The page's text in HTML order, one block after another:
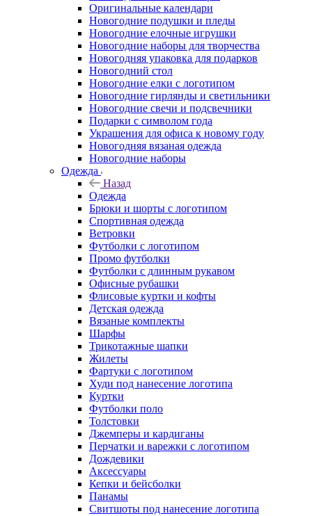
Оригинальные календари
Новогодние подушки и пледы
Новогодние елочные игрушки
Новогодние наборы для творчества
Новогодняя упаковка для подарков
Новогодний стол
Новогодние елки с логотипом
Новогодние гирлянды и светильники
Новогодние свечи и подсвечники
Подарки с символом года
Украшения для офиса к новому году
Новогодняя вязаная одежда
Новогодние наборы
Одежда
Назад
Одежда
Брюки и шорты с логотипом
Спортивная одежда
Ветровки
Футболки с логотипом
Промо футболки
Футболки с длинным рукавом
Офисные рубашки
Флисовые куртки и кофты
Детская одежда
Вязаные комплекты
Шарфы
Трикотажные шапки
Жилеты
Фартуки с логотипом
Худи под нанесение логотипа
Куртки
Футболки поло
Толстовки
Джемперы и кардиганы
Перчатки и варежки с логотипом
Дождевики
Аксессуары
Кепки и бейсболки
Панамы
Свитшоты под нанесение логотипа